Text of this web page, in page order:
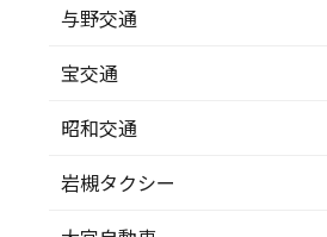
与野交通
宝交通
昭和交通
岩槻タクシー